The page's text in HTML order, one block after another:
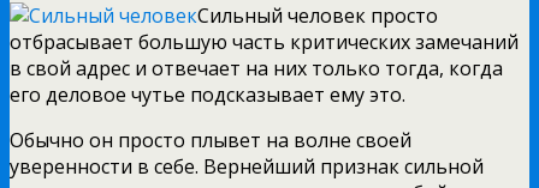
Сильный человек просто
отбрасывает большую часть критических замечаний
в свой адрес и отвечает на них только тогда, когда
его деловое чутье подсказывает ему это.
Обычно он просто плывет на волне своей
уверенности в себе. Вернейший признак сильной